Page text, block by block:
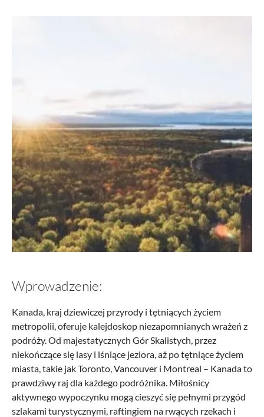
Wprowadzenie:
Kanada, kraj dziewiczej przyrody i tętniących życiem
metropolii, oferuje kalejdoskop niezapomnianych wrażeń z
podróży. Od majestatycznych Gór Skalistych, przez
niekończące się lasy i lśniące jeziora, aż po tętniące życiem
miasta, takie jak Toronto, Vancouver i Montreal – Kanada to
prawdziwy raj dla każdego podróżnika. Miłośnicy
aktywnego wypoczynku mogą cieszyć się pełnymi przygód
szlakami turystycznymi, raftingiem na rwących rzekach i